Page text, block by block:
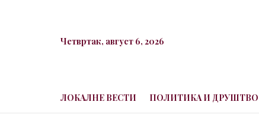
Четвртак, август 6, 2026
ЛОКАЛНЕ ВЕСТИ ПОЛИТИКА И ДРУШТВО